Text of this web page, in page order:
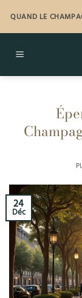
contenu
QUAND LE
24
Déc